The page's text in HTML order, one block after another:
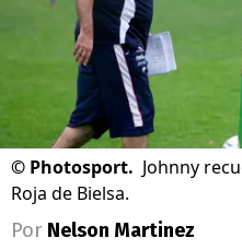
© Photosport. Johnny
Roja de Bielsa.
Por Nelson Martinez